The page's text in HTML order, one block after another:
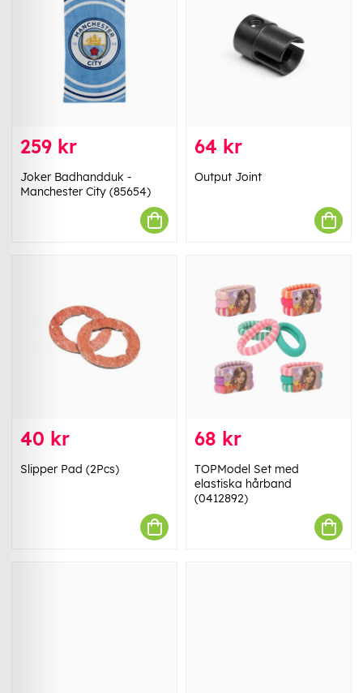
259 kr
Joker Badhandduk -
Manchester City (85654)
64 kr
Output Joint
40 kr
Slipper Pad (2Pcs)
68 kr
TOPModel Set med
elastiska hårband
(0412892)